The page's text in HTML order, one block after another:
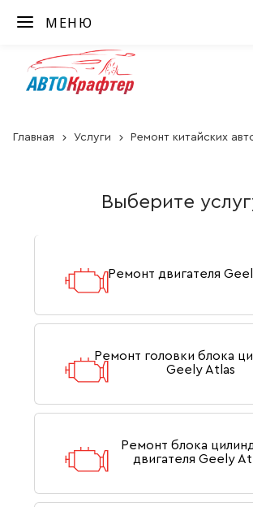
МЕНЮ
Главная Услуги Ремонт китайских
Выберите
Ремонт двигателя
Ремонт головки блока
Geely Atlas
Ремонт блока
двигателя Geely